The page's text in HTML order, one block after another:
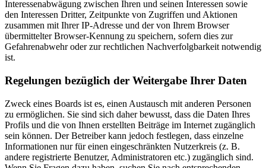
Interessenabwägung zwischen Ihren und seinen Interessen sowie
den Interessen Dritter, Zeitpunkte von Zugriffen und Aktionen
zusammen mit Ihrer IP-Adresse und der von Ihrem Browser
übermittelter Browser-Kennung zu speichern, sofern dies zur
Gefahrenabwehr oder zur rechtlichen Nachverfolgbarkeit notwendig
ist.
Regelungen bezüglich der Weitergabe Ihrer Daten
Zweck eines Boards ist es, einen Austausch mit anderen Personen
zu ermöglichen. Sie sind sich daher bewusst, dass die Daten Ihres
Profils und die von Ihnen erstellten Beiträge im Internet zugänglich
sein können. Der Betreiber kann jedoch festlegen, dass einzelne
Informationen nur für einen eingeschränkten Nutzerkreis (z. B.
andere registrierte Benutzer, Administratoren etc.) zugänglich sind.